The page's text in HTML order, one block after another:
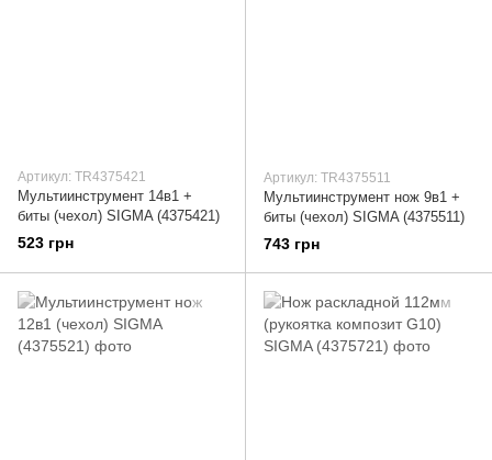
Артикул: TR4375421
Мультиинструмент 14в1 +
биты (чехол) SIGMA (4375421)
523 грн
Артикул: TR4375511
Мультиинструмент нож 9в1 +
биты (чехол) SIGMA (4375511)
743 грн